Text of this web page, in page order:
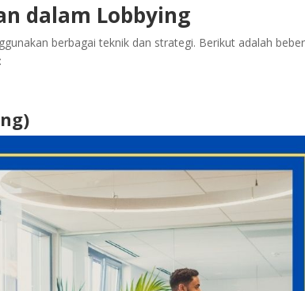
dalam Lobbying
berbagai teknik dan strategi. Berikut adalah